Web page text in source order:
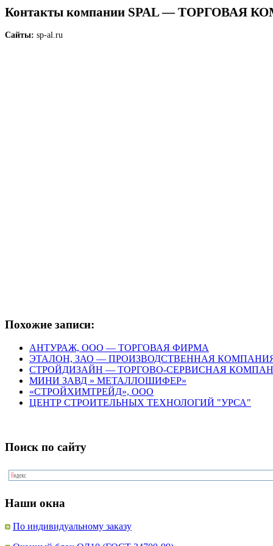
Контакты компании SPAL — ТОРГОВАЯ
Сайты: sp-al.ru
Похожие записи:
АНТУРАЖ, ООО — ТОРГОВАЯ ФИРМА
ЭТАЛОН, ЗАО — ПРОИЗВОДСТВЕННАЯ
СТРОЙДИЗАЙН — ТОРГОВО-СЕРВИСНАЯ
МИНИ ЗАВД » МЕТАЛЛОШИФЕР»
«СТРОЙХИМТРЕЙД», ООО
ЦЕНТР СТРОИТЕЛЬНЫХ ТЕХНОЛОГИЙ "УРСА"
Поиск по сайту
Наши окна
По индивидуальному заказу